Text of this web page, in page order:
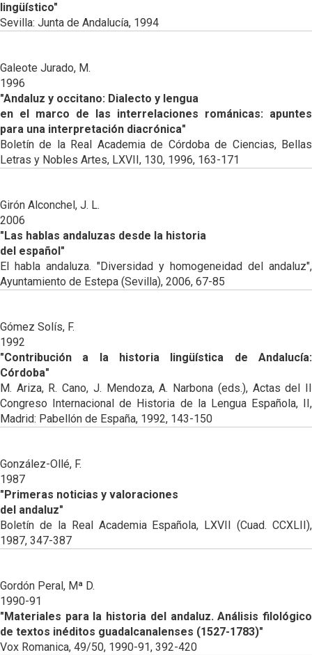
lingüístico"
Sevilla: Junta de Andalucía, 1994
Galeote Jurado, M.
1996
"Andaluz y occitano: Dialecto y lengua
en el marco de las interrelaciones románicas: apuntes
para una interpretación diacrónica"
Boletín de la Real Academia de Córdoba de Ciencias, Bellas
Letras y Nobles Artes, LXVII, 130, 1996, 163-171
Girón Alconchel, J. L.
2006
"Las hablas andaluzas desde la historia
del español"
El habla andaluza. "Diversidad y homogeneidad del andaluz",
Ayuntamiento de Estepa (Sevilla), 2006, 67-85
Gómez Solís, F.
1992
"Contribución a la historia lingüística de Andalucía:
Córdoba"
M. Ariza, R. Cano, J. Mendoza, A. Narbona (eds.), Actas del II
Congreso Internacional de Historia de la Lengua Española, II,
Madrid: Pabellón de España, 1992, 143-150
González-Ollé, F.
1987
"Primeras noticias y valoraciones
del andaluz"
Boletín de la Real Academia Española, LXVII (Cuad. CCXLII),
1987, 347-387
Gordón Peral, Mª D.
1990-91
"Materiales para la historia del andaluz. Análisis filológico
de textos inéditos guadalcanalenses (1527-1783)"
Vox Romanica, 49/50, 1990-91, 392-420